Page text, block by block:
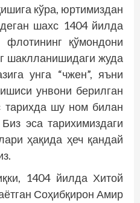
кўра, юртимиздан
шахс 1404 йилда
қўмондони
шаклланишидаги жуда
унга “чжен”, яъни
унвони берилган
тарихда шу ном билан
эса тарихимиздаги
ҳақида ҳеч қандай
1404 йилда Хитой
Соҳибқирон Амир